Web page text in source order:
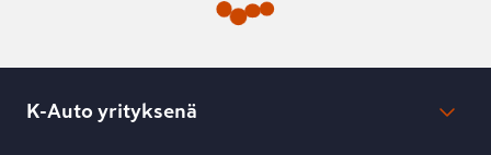
K-Auto yrityksenä